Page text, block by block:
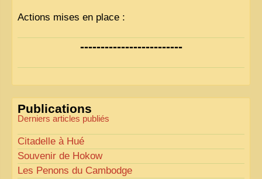
Actions mises en place :
Nous avons déjà ajusté les couleurs pour améliorer
la lisibilité. Votre avis nous intéresse !
« Comme tout bon collectionneur le sait, la
perfection est un idéal… mais nous y travaillons
-------------------------
Publications
Derniers articles publiés
Citadelle à Hué
Souvenir de Hokow
Les Penons du Cambodge